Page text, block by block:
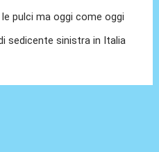
pulci ma oggi come oggi
sedicente sinistra in Italia